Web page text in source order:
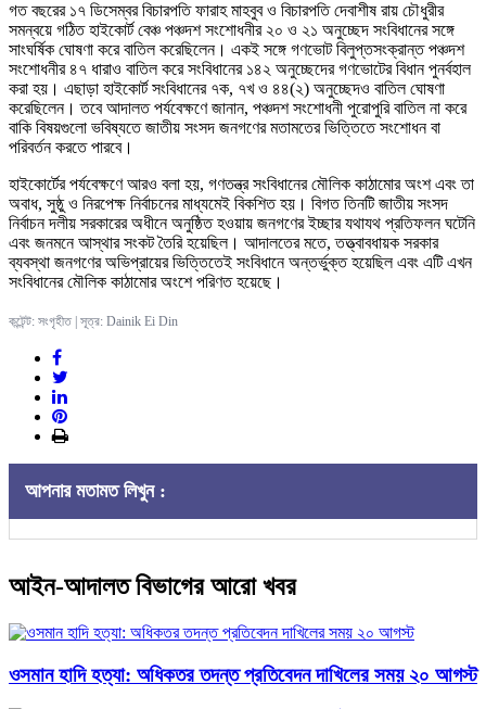
গত বছরের ১৭ ডিসেম্বর বিচারপতি ফারাহ মাহবুব ও বিচারপতি দেবাশীষ রায় চৌধুরীর
সমন্বয়ে গঠিত হাইকোর্ট বেঞ্চ পঞ্চদশ সংশোধনীর ২০ ও ২১ অনুচ্ছেদ সংবিধানের সঙ্গে
সাংঘর্ষিক ঘোষণা করে বাতিল করেছিলেন। একই সঙ্গে গণভোট বিলুপ্তসংক্রান্ত পঞ্চদশ
সংশোধনীর ৪৭ ধারাও বাতিল করে সংবিধানের ১৪২ অনুচ্ছেদের গণভোটের বিধান পুনর্বহাল
করা হয়। এছাড়া হাইকোর্ট সংবিধানের ৭ক, ৭খ ও ৪৪(২) অনুচ্ছেদও বাতিল ঘোষণা
করেছিলেন। তবে আদালত পর্যবেক্ষণে জানান, পঞ্চদশ সংশোধনী পুরোপুরি বাতিল না করে
বাকি বিষয়গুলো ভবিষ্যতে জাতীয় সংসদ জনগণের মতামতের ভিত্তিতে সংশোধন বা
পরিবর্তন করতে পারবে।
হাইকোর্টের পর্যবেক্ষণে আরও বলা হয়, গণতন্ত্র সংবিধানের মৌলিক কাঠামোর অংশ এবং তা
অবাধ, সুষ্ঠু ও নিরপেক্ষ নির্বাচনের মাধ্যমেই বিকশিত হয়। বিগত তিনটি জাতীয় সংসদ
নির্বাচন দলীয় সরকারের অধীনে অনুষ্ঠিত হওয়ায় জনগণের ইচ্ছার যথাযথ প্রতিফলন ঘটেনি
এবং জনমনে আস্থার সংকট তৈরি হয়েছিল। আদালতের মতে, তত্ত্বাবধায়ক সরকার
ব্যবস্থা জনগণের অভিপ্রায়ের ভিত্তিতেই সংবিধানে অন্তর্ভুক্ত হয়েছিল এবং এটি এখন
সংবিধানের মৌলিক কাঠামোর অংশে পরিণত হয়েছে।
কন্টেন্ট: সংগৃহীত | সূত্র: Dainik Ei Din
আপনার মতামত লিখুন :
আইন-আদালত বিভাগের আরো খবর
ওসমান হাদি হত্যা: অধিকতর তদন্ত প্রতিবেদন দাখিলের সময় ২০ আগস্ট